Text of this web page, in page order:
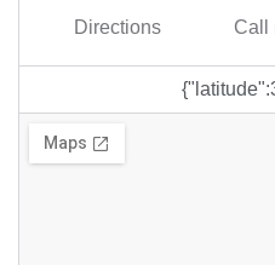
Directions Call